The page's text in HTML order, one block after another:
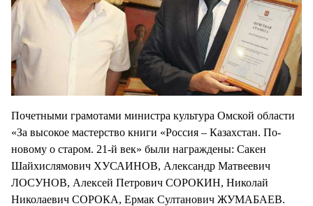
Почетными грамотами министра культура Омской области
«За высокое мастерство книги «Россия – Казахстан. По-
новому о старом. 21-й век» были награждены: Сакен
Шайхислямович ХУСАИНОВ, Александр Матвеевич
ЛОСУНОВ, Алексей Петрович СОРОКИН, Николай
Николаевич СОРОКА, Ермак Султанович ЖУМАБАЕВ.